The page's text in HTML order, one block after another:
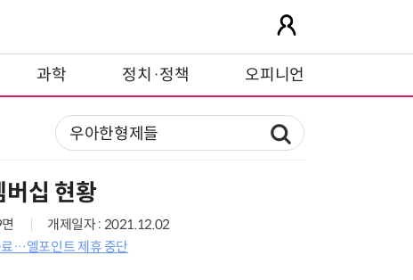
과학 정치·정책 오피니언
버십 현황
개제일자 : 2021.12.02
…엘포인트 제휴 중단